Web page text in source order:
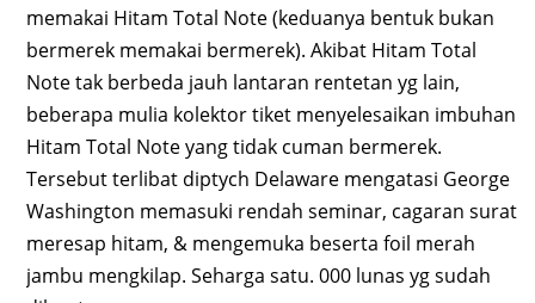
memakai Hitam Total Note (keduanya bentuk bukan
bermerek memakai bermerek). Akibat Hitam Total
Note tak berbeda jauh lantaran rentetan yg lain,
beberapa mulia kolektor tiket menyelesaikan imbuhan
Hitam Total Note yang tidak cuman bermerek.
Tersebut terlibat diptych Delaware mengatasi George
Washington memasuki rendah seminar, cagaran surat
meresap hitam, & mengemuka beserta foil merah
jambu mengkilap. Seharga satu. 000 lunas yg sudah